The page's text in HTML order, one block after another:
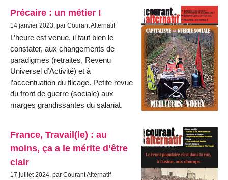
Précaire : un métier !
14 janvier 2023, par Courant Alternatif
L’heure est venue, il faut bien le
constater, aux changements de
paradigmes (retraites, Revenu
Universel d’Activité) et à
l’accentuation du flicage. Petite revue
du front de guerre (sociale) aux
marges grandissantes du salariat.
France, Travail(le) : au
moins, ça a le mérite d’être
clair
17 juillet 2024, par Courant Alternatif